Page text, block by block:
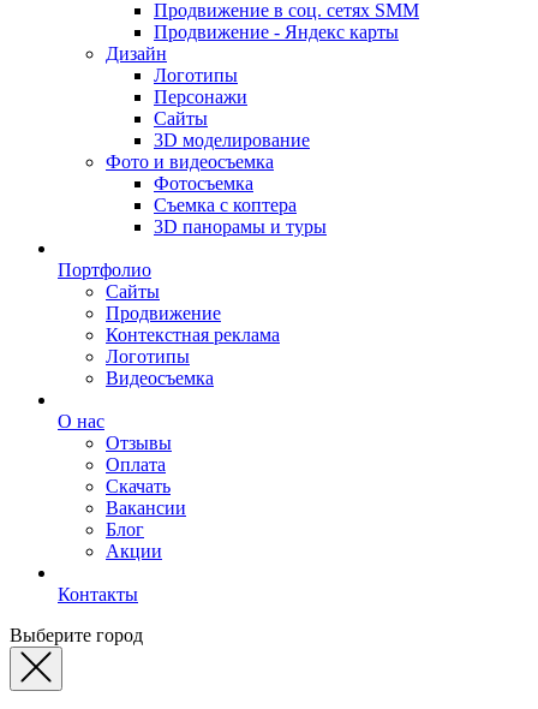
Продвижение в соц. сетях SMM
Продвижение - Яндекс карты
Дизайн
Логотипы
Персонажи
Сайты
3D моделирование
Фото и видеосъемка
Фотосъемка
Съемка с коптера
3D панорамы и туры
Портфолио
Сайты
Продвижение
Контекстная реклама
Логотипы
Видеосъемка
О нас
Отзывы
Оплата
Скачать
Вакансии
Блог
Акции
Контакты
Выберите город